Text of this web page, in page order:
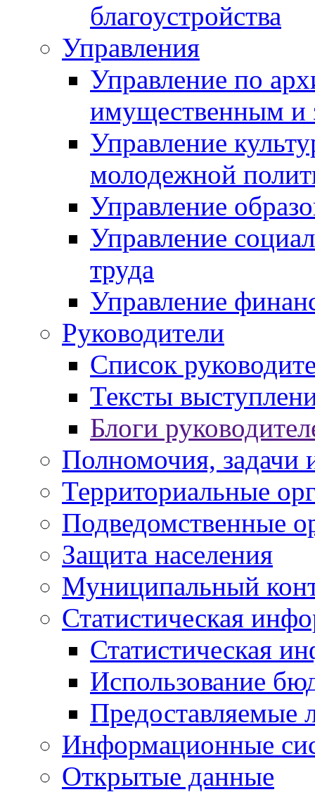
благоустройства
Управления
Управление по
имущественным и
Управление
молодежной
Управление
Управление
труда
Управление
Руководители
Список
Тексты
Блоги
Полномочия, задачи
Территориальные
Подведомственные
Защита населения
Муниципальный
Статистическая
Статистическая
Использование
Предоставляемые
Информационные
Открытые данные